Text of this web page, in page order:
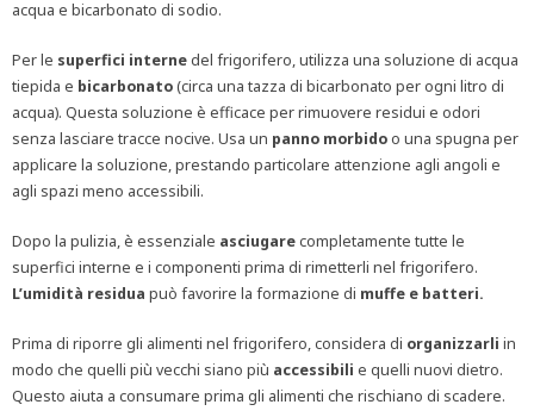
acqua e bicarbonato di sodio.
Per le superfici internedel frigorifero, utilizza una soluzione di acqua
tiepida e bicarbonato(circa una tazza di bicarbonato per ogni litro di
acqua). Questa soluzione è efficace per rimuovere residui e odori
senza lasciare tracce nocive. Usa un panno morbidoo una spugna per
applicare la soluzione, prestando particolare attenzione agli angoli e
agli spazi meno accessibili.
Dopo la pulizia, è essenziale asciugarecompletamente tutte le
superfici interne e i componenti prima di rimetterli nel frigorifero.
L’umidità residua può favorire la formazione di muffe e batteri.
Prima di riporre gli alimenti nel frigorifero, considera di organizzarli in
modo che quelli più vecchi siano più accessibili e quelli nuovi dietro.
Questo aiuta a consumare prima gli alimenti che rischiano di scadere.